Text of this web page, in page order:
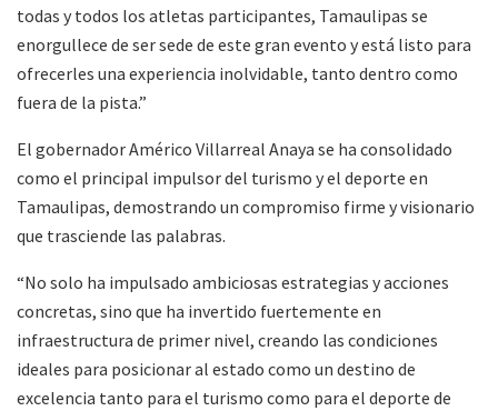
todas y todos los atletas participantes, Tamaulipas se
enorgullece de ser sede de este gran evento y está listo para
ofrecerles una experiencia inolvidable, tanto dentro como
fuera de la pista.”
El gobernador Américo Villarreal Anaya se ha consolidado
como el principal impulsor del turismo y el deporte en
Tamaulipas, demostrando un compromiso firme y visionario
que trasciende las palabras.
“No solo ha impulsado ambiciosas estrategias y acciones
concretas, sino que ha invertido fuertemente en
infraestructura de primer nivel, creando las condiciones
ideales para posicionar al estado como un destino de
excelencia tanto para el turismo como para el deporte de